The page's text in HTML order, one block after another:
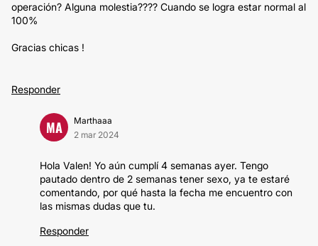
operación? Alguna molestia???? Cuando se logra estar normal al
100%
Gracias chicas !
Responder
MA
Marthaaa
2 mar 2024
Hola Valen! Yo aún cumplí 4 semanas ayer. Tengo
pautado dentro de 2 semanas tener sexo, ya te estaré
comentando, por qué hasta la fecha me encuentro con
las mismas dudas que tu.
Responder